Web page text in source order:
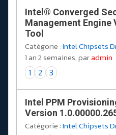
Intel® Converged
Management Engine
Tool
Catégorie :Intel Chipsets
1 an 2 semaines, paradmin
1 2 3
Intel PPM
Version
Catégorie :Intel Chipsets